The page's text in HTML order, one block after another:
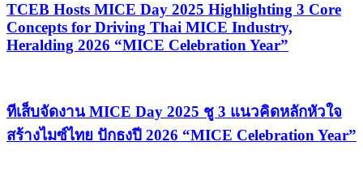
TCEB Hosts MICE Day 2025 Highlighting 3 Core
Concepts for Driving Thai MICE Industry,
Heralding 2026 “MICE Celebration Year”
ทีเส็บจัดงาน MICE Day 2025 ชู 3 แนวคิดหลักหัวใจ
สร้างไมซ์ไทย ปักธงปี 2026 “MICE Celebration Year”